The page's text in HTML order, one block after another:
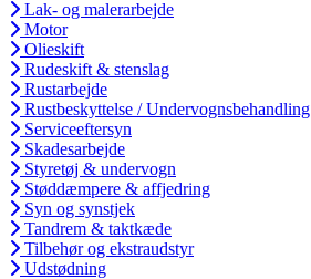
Lak- og malerarbejde
Motor
Olieskift
Rudeskift & stenslag
Rustarbejde
Rustbeskyttelse / Undervognsbehandling
Serviceeftersyn
Skadesarbejde
Styretøj & undervogn
Støddæmpere & affjedring
Syn og synstjek
Tandrem & taktkæde
Tilbehør og ekstraudstyr
Udstødning